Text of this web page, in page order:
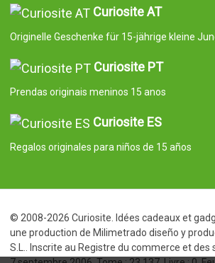
Curiosite AT
Originelle Geschenke für 15-jährige kleine
Curiosite PT
Prendas originais meninos 15 anos
Curiosite ES
Regalos originales para niños de 15 años
© 2008-2026 Curiosite. Idées cadeaux et
une production de Milimetrado diseño y
S.L.. Inscrite au Registre du commerce et des